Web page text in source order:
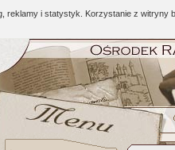
reklamy i statystyk. Korzystanie z